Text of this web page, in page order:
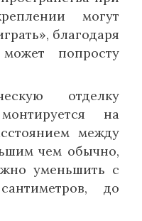
могут
благодаря
попросту
отделку
на
между
чем обычно,
уменьшить с
до